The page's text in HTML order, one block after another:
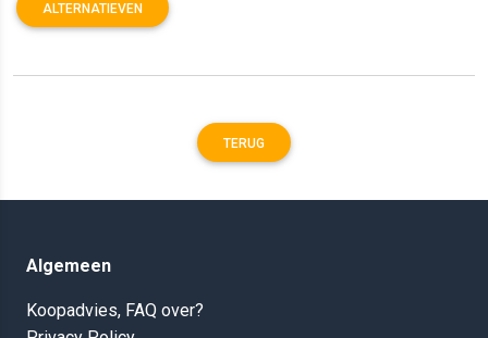
ALTERNATIEVEN
TERUG
Algemeen
Koopadvies, FAQ over?